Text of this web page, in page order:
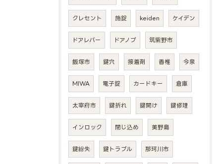
クレセント 施錠 keiden ケイデン
ドアレバー ドアノブ 筑紫野市
飯塚市 鍵穴 接着剤 香椎 今泉
MIWA 電子錠 カードキー 倉庫
太宰府市 鍵折れ 鍵開け 鍵修理
インロック 閉じ込め 美野島
鍵紛失 鍵トラブル 那珂川市